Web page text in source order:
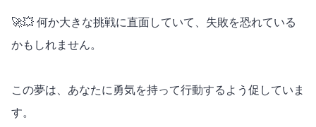
🚀💥 何か大きな挑戦に直面していて、失敗を恐れている
かもしれません。
この夢は、あなたに勇気を持って行動するよう促していま
す。